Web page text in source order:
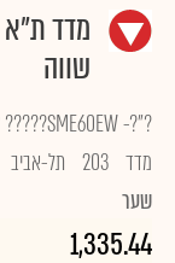
שווה
?"?- SME60EW????? ???????
מדד 203 תל-אביב
שער
1,335.44